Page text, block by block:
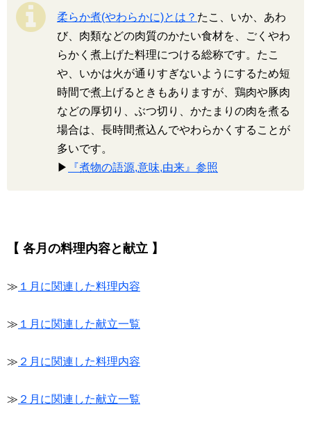
柔らか煮(やわらかに)とは？ たこ、いか、あわ
び、肉類などの肉質のかたい食材を、ごくやわ
らかく煮上げた料理につける総称です。たこ
や、いかは火が通りすぎないようにするため短
時間で煮上げるときもありますが、鶏肉や豚肉
などの厚切り、ぶつ切り、かたまりの肉を煮る
場合は、長時間煮込んでやわらかくすることが
多いです。
▶
『煮物の語源,意味,由来』参照
【 各月の料理内容と献立 】
≫ １月に関連した料理内容
≫ １月に関連した献立一覧
≫ ２月に関連した料理内容
≫ ２月に関連した献立一覧